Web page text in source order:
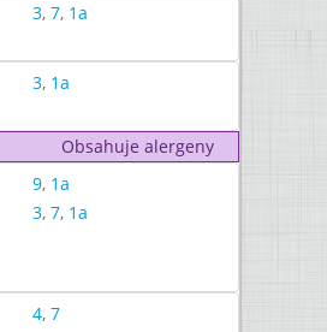
3, 7, 1a
3, 1a
Obsahuje alergeny
9, 1a
3, 7, 1a
4, 7